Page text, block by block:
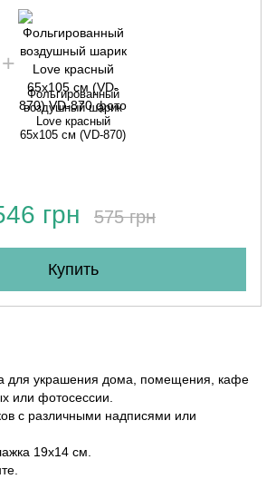
Фольгированный
воздушный шарик
Love красный
65х105 см (VD-870)
грн 575 грн
Купить
для украшения дома, помещения, кафе
или фотосессии.
с различными надписями или
19х14 см.